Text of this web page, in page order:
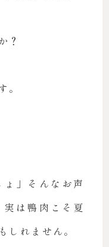
？
。
ょ」そんなお声
は鴨肉こそ夏
しれません。